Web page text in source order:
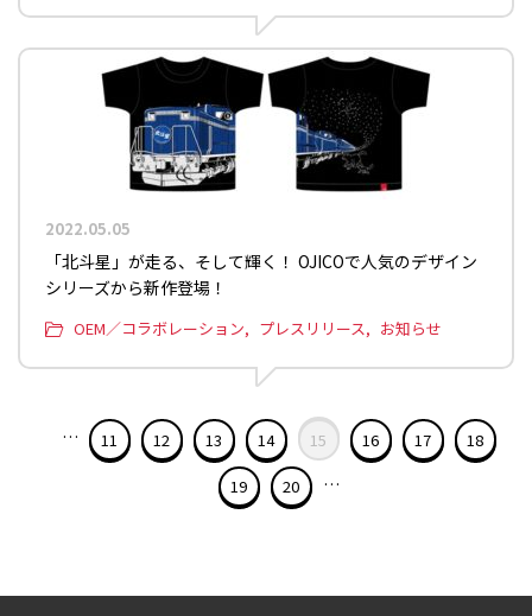
2022.05.05
「北斗星」が走る、そして輝く！ OJICOで人気のデザイン
シリーズから新作登場！
OEM／コラボレーション プレスリリース お知らせ
… 11 12 13 14 15 16 17 18
19 20 …